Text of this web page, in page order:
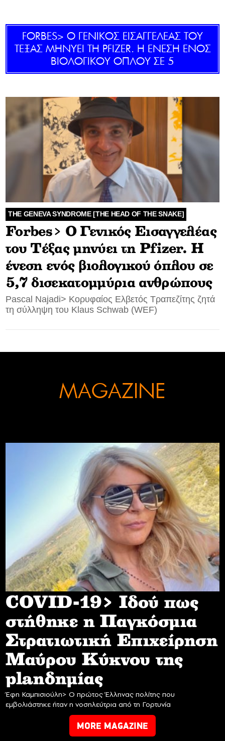
SOOZIE’S FRIENDS
HEALTH
MEDIALAND
SPORTS
DIA Y NOCHE
CONTACT
ADVERTISE
FORBES> O ΓΕΝΙΚΟΣ ΕΙΣΑΓΓΕΛΕΑΣ ΤΟΥ
TΕΞΑΣ ΜΗΝΥΕΙ ΤΗ PFIZER. H ΕΝΕΣΗ ΕΝΟΣ
ΒΙΟΛΟΓΙΚΟΥ ΟΠΛΟΥ ΣΕ 5
THE GENEVA SYNDROME [THE HEAD OF THE SNAKE]
Forbes> O Γενικός Εισαγγελέας
του Tέξας μηνύει τη Pfizer. H
ένεση ενός βιολογικού όπλου σε
5,7 δισεκατομμύρια ανθρώπους
Pascal Najadi> Κορυφαίος Ελβετός Τραπεζίτης ζητά
τη σύλληψη του Klaus Schwab (WEF)
MAGAZINE
COVID-19> Iδού πως
στήθηκε η Παγκόσμια
Στρατιωτική Επιχείρηση
Mαύρου Κύκνου της
planδημίας
Έφη Καμπισιούλη> Ο πρώτος Έλληνας πολίτης που
εμβολιάστηκε ήταν η νοσηλεύτρια από τη Γορτυνία
MORE MAGAZINE